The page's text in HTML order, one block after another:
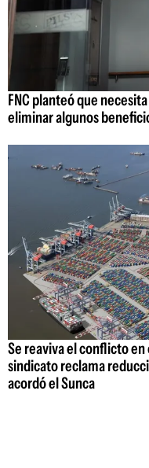
FNC planteó que
eliminar algunos
Se reaviva el conflicto en
sindicato reclama
acordó el Sunca